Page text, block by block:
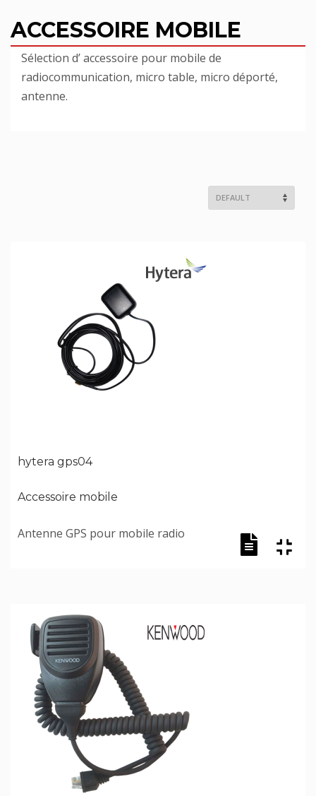
ACCESSOIRE MOBILE
Sélection d’ accessoire pour mobile de
radiocommunication, micro table, micro déporté,
antenne.
hytera gps04
Accessoire mobile
Antenne GPS pour mobile radio